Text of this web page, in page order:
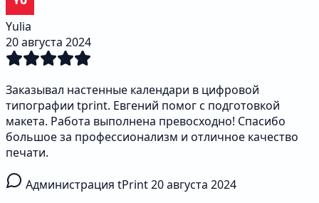
Yulia
20 августа 2024
Заказывал настенные календари в цифровой
типографии tprint. Евгений помог с подготовкой
макета. Работа выполнена превосходно! Спасибо
большое за профессионализм и отличное качество
печати.
Администрация tPrint20 августа 2024